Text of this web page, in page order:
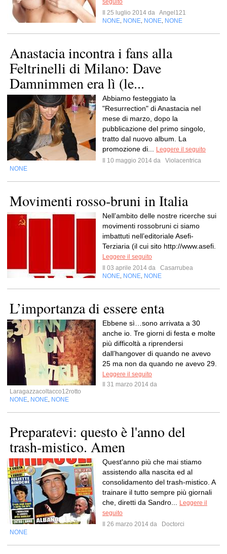
seguito
Il 25 luglio 2014 da Angel121
NONE NONE NONE NONE
Anastacia incontra i fans alla
Feltrinelli di Milano: Dave
Damnimmen era lì (le...
Abbiamo festeggiato la
"Resurrection" di Anastacia nel
mese di marzo, dopo la
pubblicazione del primo singolo,
tratto dal nuovo album. La
promozione di...
Leggere il seguito
Il 10 maggio 2014 da
Violacentrica
NONE
Movimenti rosso-bruni in Italia
Nell’ambito delle nostre ricerche sui
movimenti rossobruni ci siamo
imbattuti nell’editoriale Asefi-
Terziaria (il cui sito http://www.asefi.
Leggere il seguito
Il 03 aprile 2014 da
Casarrubea
NONE NONE NONE
L’importanza di essere enta
Ebbene sì…sono arrivata a 30
anche io. Tre giorni di festa e molte
più difficoltà a riprendersi
dall’hangover di quando ne avevo
25 ma non da quando ne avevo 29.
Leggere il seguito
Il 31 marzo 2014 da
Laragazzacoltacco12rotto
NONE NONE NONE
Preparatevi: questo è l'anno del
trash-mistico. Amen
Quest'anno più che mai stiamo
assistendo alla nascita ed al
consolidamento del trash-mistico. A
trainare il tutto sempre più giornali
che, diretti da Sandro...
Leggere il
seguito
Il 26 marzo 2014 da
Doctorci
NONE